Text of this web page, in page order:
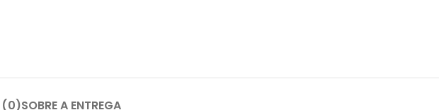
(0)SOBRE A ENTREGA